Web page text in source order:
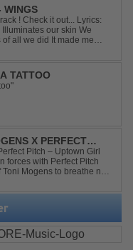
WINGS
Check it out... Lyrics:
TATTOO
X PERFECT
Pitch – Uptown Girl
forces with Perfect Pitch
Mogens to breathe new
and a fresh, feel-good